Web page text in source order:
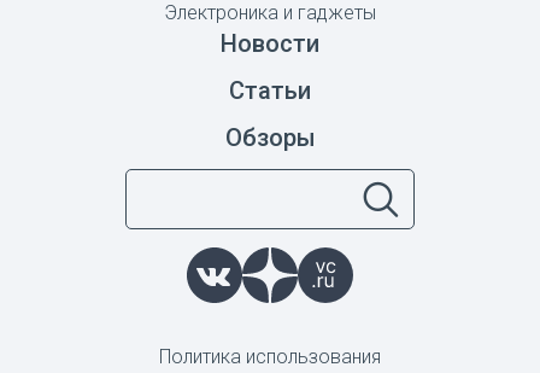
Электроника и гаджеты
Новости
Статьи
Обзоры
Политика использования